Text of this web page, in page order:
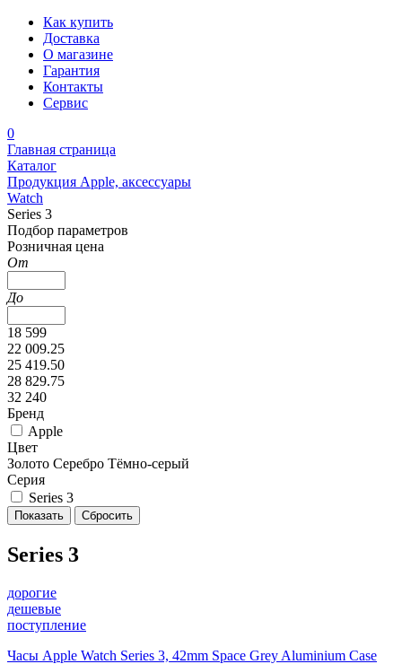
Как купить
Доставка
О магазине
Гарантия
Контакты
Сервис
0
Главная страница
Каталог
Продукция Apple, аксессуары
Watch
Series 3
Подбор параметров
Розничная цена
От
До
18 599
22 009.25
25 419.50
28 829.75
32 240
Бренд
Apple
Цвет
Золото Серебро Тёмно-серый
Серия
Series 3
Series 3
дорогие
дешевые
поступление
Часы Apple Watch Series 3, 42mm Space Grey Aluminium Case